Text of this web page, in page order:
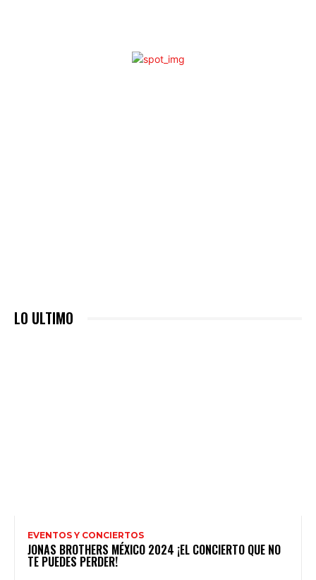
LO ULTIMO
EVENTOS Y CONCIERTOS
JONAS BROTHERS MÉXICO 2024 ¡EL CONCIERTO QUE NO
TE PUEDES PERDER!